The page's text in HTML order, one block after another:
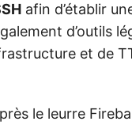
afin d’établir
d’outils
et de
le leurre